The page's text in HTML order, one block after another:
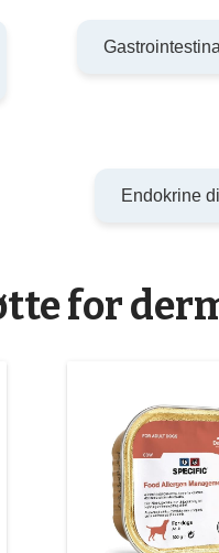
Endokrine
for